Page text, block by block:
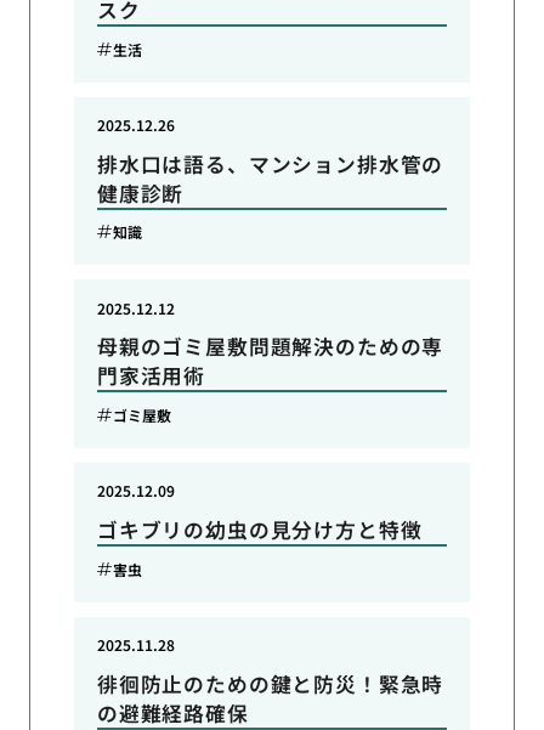
スク
生活
排水口は語る、マンション排水管の
健康診断
2025.12.26
知識
母親のゴミ屋敷問題解決のための専
門家活用術
2025.12.12
ゴミ屋敷
ゴキブリの幼虫の見分け方と特徴
2025.12.09
害虫
徘徊防止のための鍵と防災！緊急時
の避難経路確保
2025.11.28